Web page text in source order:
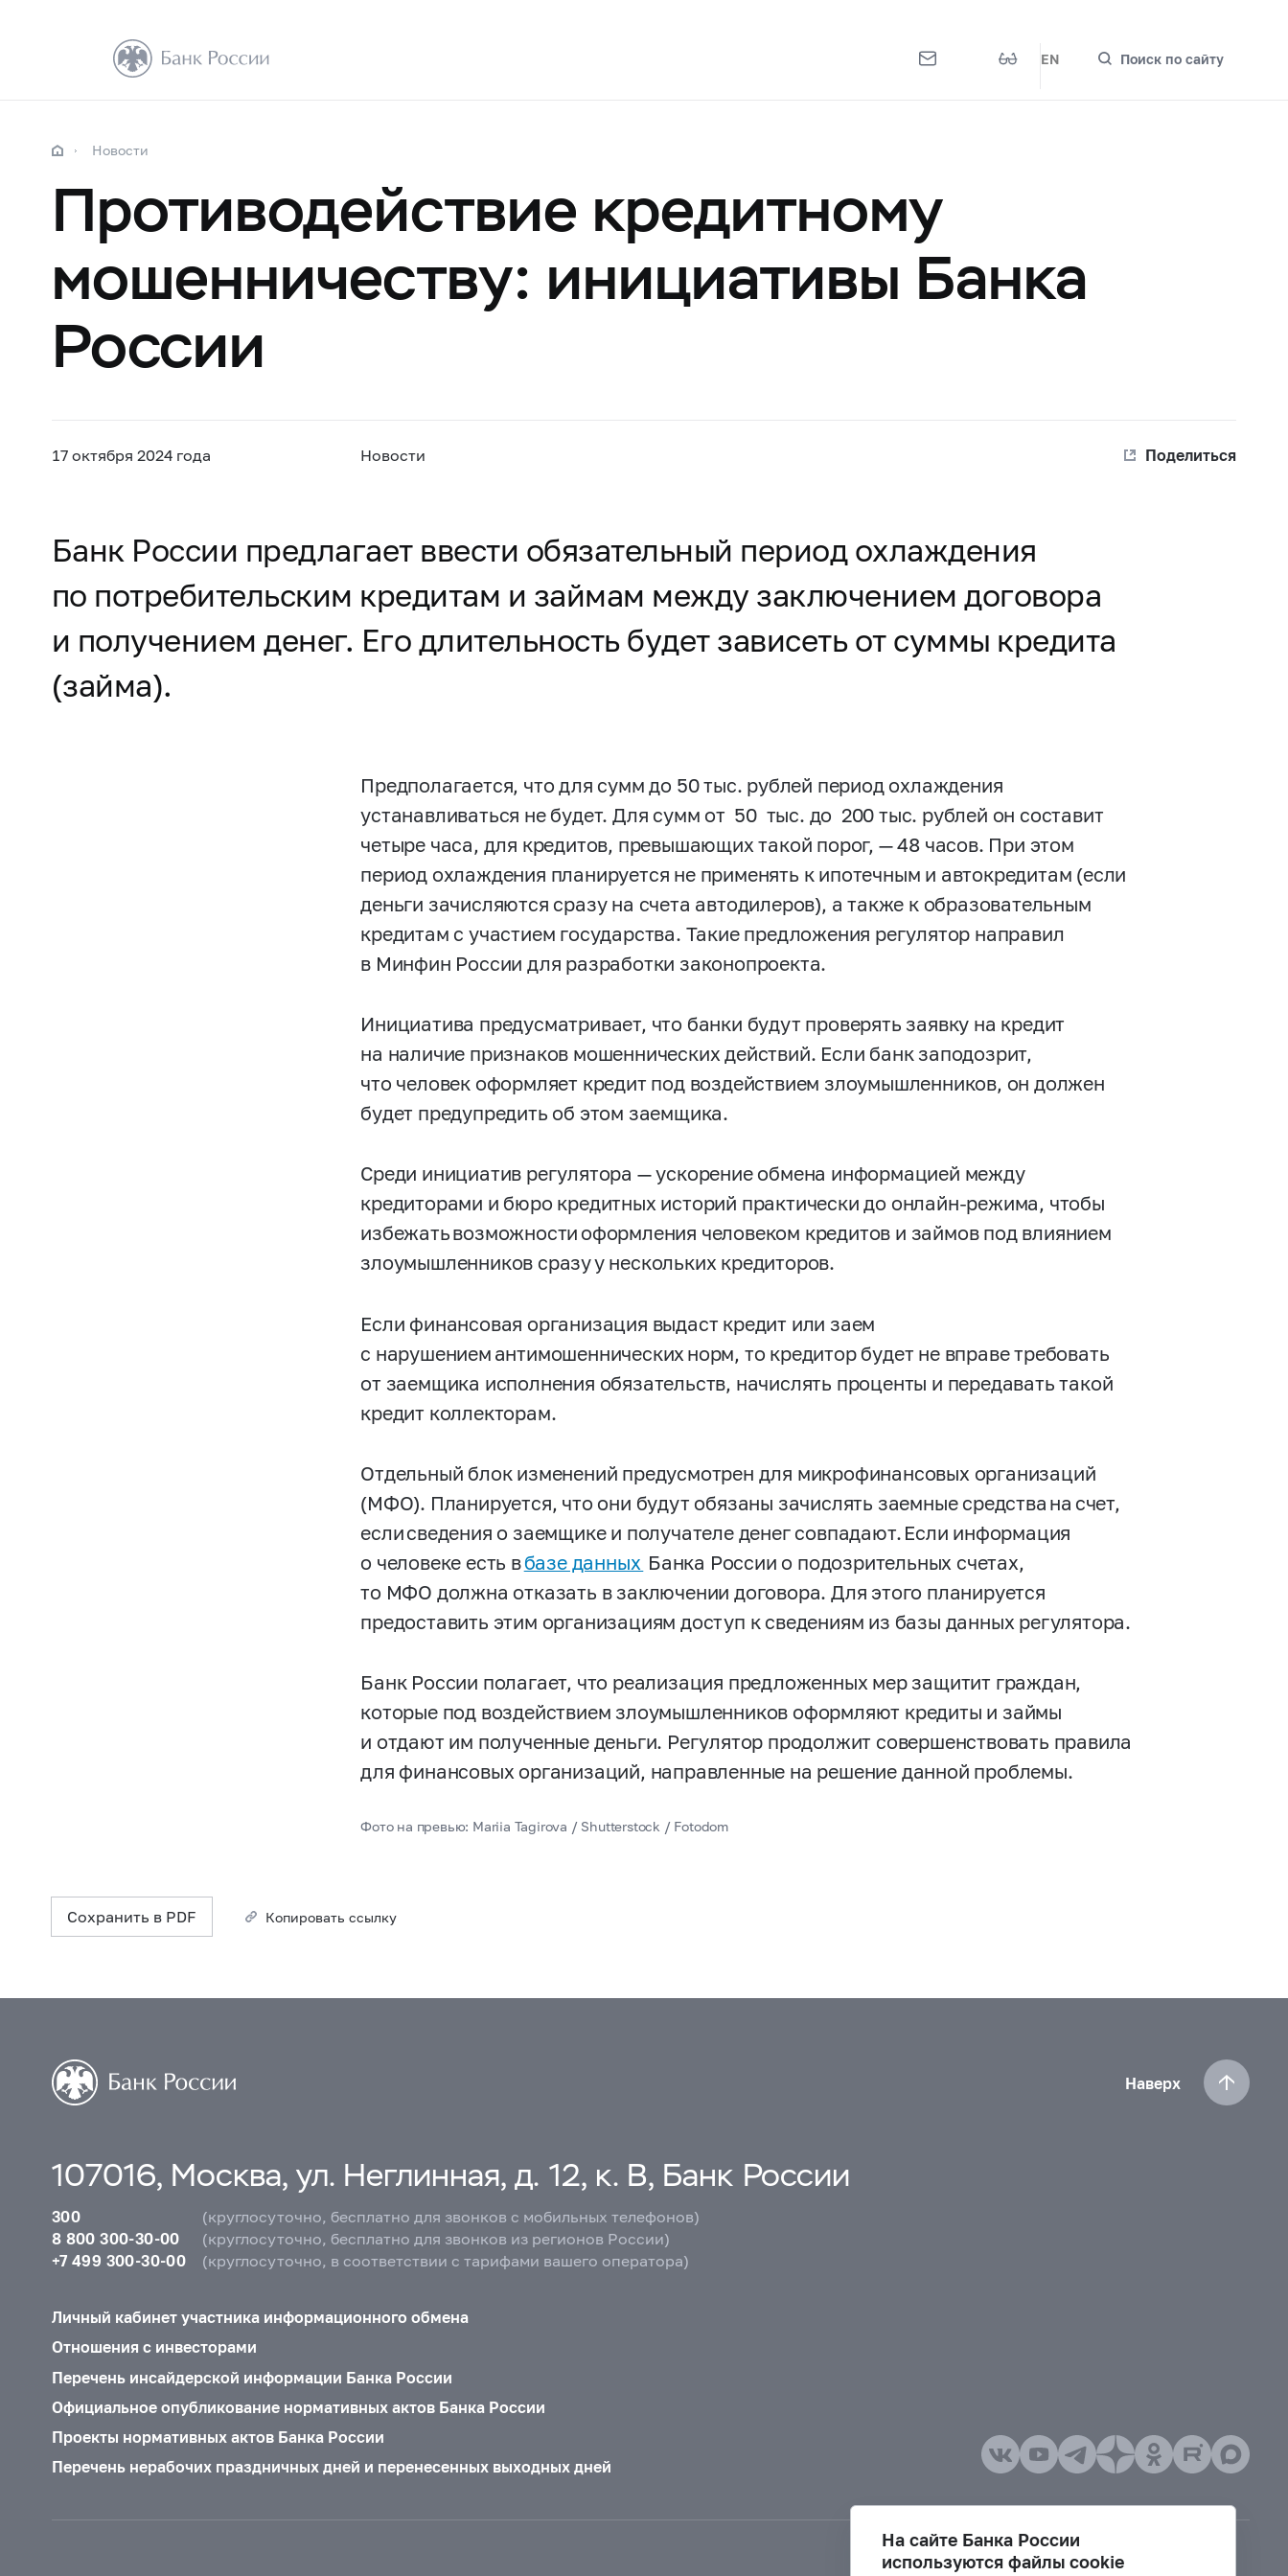
EN Поиск по сайту
Новости
Противодействие кредитному
мошенничеству: инициативы Банка
России
17 октября 2024 года Новости Поделиться
Банк России предлагает ввести обязательный период охлаждения
по потребительским кредитам и займам между заключением договора
и получением денег. Его длительность будет зависеть от суммы кредита
(займа).
Предполагается, что для сумм до 50 тыс. рублей период охлаждения
устанавливаться не будет. Для сумм от 50 тыс. до 200 тыс. рублей он составит
четыре часа, для кредитов, превышающих такой порог, — 48 часов. При этом
период охлаждения планируется не применять к ипотечным и автокредитам (если
деньги зачисляются сразу на счета автодилеров), а также к образовательным
кредитам с участием государства. Такие предложения регулятор направил
в Минфин России для разработки законопроекта.
Инициатива предусматривает, что банки будут проверять заявку на кредит
на наличие признаков мошеннических действий. Если банк заподозрит,
что человек оформляет кредит под воздействием злоумышленников, он должен
будет предупредить об этом заемщика.
Среди инициатив регулятора — ускорение обмена информацией между
кредиторами и бюро кредитных историй практически до онлайн-режима, чтобы
избежать возможности оформления человеком кредитов и займов под влиянием
злоумышленников сразу у нескольких кредиторов.
Если финансовая организация выдаст кредит или заем
с нарушением антимошеннических норм, то кредитор будет не вправе требовать
от заемщика исполнения обязательств, начислять проценты и передавать такой
кредит коллекторам.
Отдельный блок изменений предусмотрен для микрофинансовых организаций
(МФО). Планируется, что они будут обязаны зачислять заемные средства на счет,
если сведения о заемщике и получателе денег совпадают. Если информация
о человеке есть вбазе данных Банка России о подозрительных счетах,
то МФО должна отказать в заключении договора. Для этого планируется
предоставить этим организациям доступ к сведениям из базы данных регулятора.
Банк России полагает, что реализация предложенных мер защитит граждан,
которые под воздействием злоумышленников оформляют кредиты и займы
и отдают им полученные деньги. Регулятор продолжит совершенствовать правила
для финансовых организаций, направленные на решение данной проблемы.
Фото на превью: Mariia Tagirova / Shutterstock / Fotodom
Сохранить в PDF Копировать ссылку
Наверх
107016, Москва, ул. Неглинная, д. 12, к. В, Банк России
300
(круглосуточно, бесплатно для звонков с мобильных телефонов)
8 800 300-30-00
(круглосуточно, бесплатно для звонков из регионов России)
+7 499 300-30-00
(круглосуточно, в соответствии с тарифами вашего оператора)
Личный кабинет участника информационного обмена
Отношения с инвесторами
Перечень инсайдерской информации Банка России
Официальное опубликование нормативных актов Банка России
Проекты нормативных актов Банка России
Перечень нерабочих праздничных дней и перенесенных выходных дней
На сайте Банка России
используются файлы cookie